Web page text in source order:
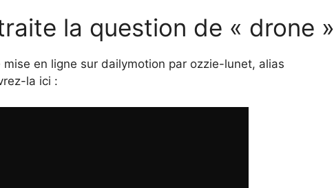
la question de « drone »
en ligne sur dailymotion par ozzie-lunet, alias
la ici :